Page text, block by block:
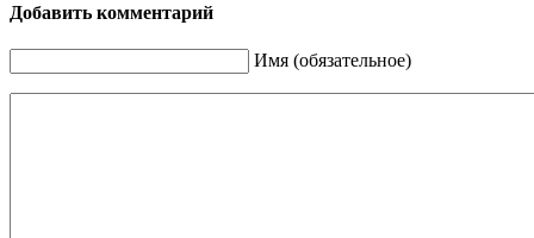
Добавить комментарий
Имя (обязательное)